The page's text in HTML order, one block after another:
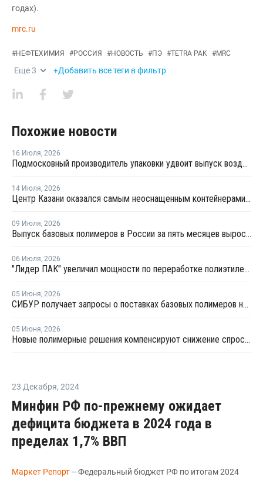
годах).
mrc.ru
#НЕФТЕХИМИЯ #РОССИЯ #НОВОСТЬ #ПЭ #TETRA PAK #MRC
Еще3 +Добавить все теги в фильтр
Похожие новости
16 Июля, 2026
Подмосковный производитель упаковки удвоит выпуск воздушно-пузырчатой пленки до 30 млн кв. метров в год
14 Июля, 2026
Центр Казани оказался самым неоснащенным контейнерами раздельного сбора отходов
09 Июля, 2026
Выпуск базовых полимеров в России за пять месяцев вырос на 3,8%
06 Июля, 2026
"Лидер ПАК" увеличил мощности по переработке полиэтилена
05 Июня, 2026
СИБУР получает запросы о поставках базовых полимеров на принципиально новые рынки
05 Июня, 2026
Новые полимерные решения компенсируют снижение спроса внутри страны
23 Декабря, 2024
Минфин РФ по-прежнему ожидает
дефицита бюджета в 2024 года в
пределах 1,7% ВВП
Маркет Репорт-- Федеральный бюджет РФ по итогам 2024